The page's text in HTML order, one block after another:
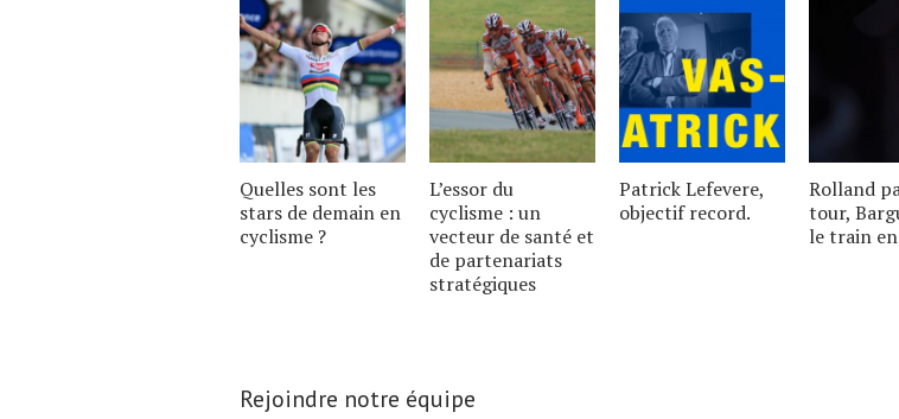
Quelles sont les
stars de demain en
cyclisme ?
L’essor du
cyclisme : un
vecteur de santé et
de partenariats
stratégiques
Patrick Lefevere,
objectif record.
Rolland
tour,
le train
Rejoindre notre équipe